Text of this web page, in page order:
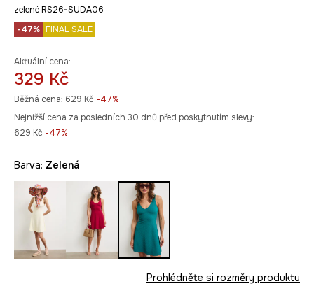
zelené RS26-SUDA06
-47% FINAL SALE
Aktuální cena:
329 Kč
Běžná cena: 629 Kč -47%
Nejnižší cena za posledních 30 dnů před poskytnutím slevy:
629 Kč -47%
Barva: zelená
Prohlédněte si rozměry produktu